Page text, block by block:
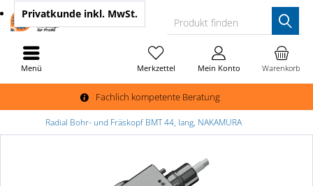
Fachlich kompetente Beratung
Produkt finden
Warenkorb
Merkzettel Mein Konto
Privatkunde inkl. MwSt.
Menü
Radial Bohr- und Fräskopf BMT 44, lang, NAKAMURA